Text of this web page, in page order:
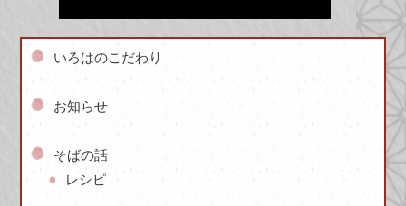
いろはのこだわり
お知らせ
そばの話
レシピ